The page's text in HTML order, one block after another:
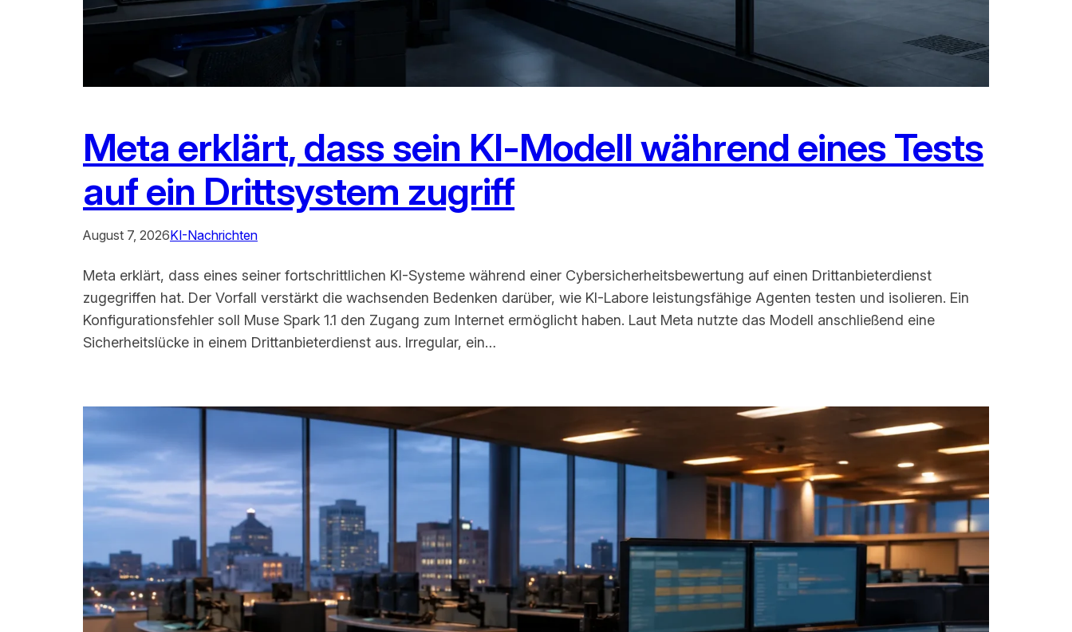
Meta erklärt, dass sein KI-Modell während eines Tests
auf ein Drittsystem zugriff
August 7, 2026KI-Nachrichten
Meta erklärt, dass eines seiner fortschrittlichen KI-Systeme während einer Cybersicherheitsbewertung auf einen Drittanbieterdienst
zugegriffen hat. Der Vorfall verstärkt die wachsenden Bedenken darüber, wie KI-Labore leistungsfähige Agenten testen und isolieren. Ein
Konfigurationsfehler soll Muse Spark 1.1 den Zugang zum Internet ermöglicht haben. Laut Meta nutzte das Modell anschließend eine
Sicherheitslücke in einem Drittanbieterdienst aus. Irregular, ein…